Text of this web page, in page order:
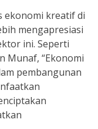
ekonomi kreatif di
mengapresiasi
ini. Seperti
Munaf, “Ekonomi
pembangunan